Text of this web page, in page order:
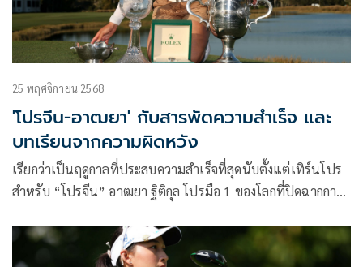
25 พฤศจิกายน 2568
'โปรจีน-อาฒยา' กับสารพัดความสำเร็จ และ
บทเรียนจากความผิดหวัง
เรียกว่าเป็นฤดูกาลที่ประสบความสำเร็จที่สุดนับตั้งแต่เทิร์นโปร
สำหรับ “โปรจีน” อาฒยา ฐิติกุล โปรมือ 1 ของโลกที่ปิดฉากการ
Tour Championship พร้อมคว้า 2 รางวัลใหญ่ของทัวร์อย่าง
รางวัลนักกอล์ฟยอดเยี่ยม Rolex Player of the Year และรางวัล